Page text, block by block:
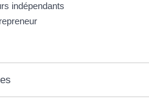
indépendants